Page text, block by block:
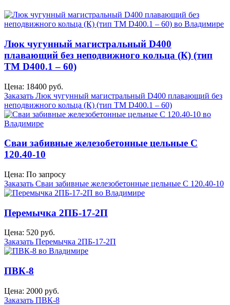
Люк чугунный магистральный D400
плавающий без неподвижного кольца (К) (тип
ТМ D400.1 – 60)
Цена: 18400 руб.
Заказать Люк чугунный магистральный D400 плавающий без
неподвижного кольца (К) (тип ТМ D400.1 – 60)
Сваи забивные железобетонные цельные С
120.40-10
Цена: По запросу
Заказать Сваи забивные железобетонные цельные С 120.40-10
Перемычка 2ПБ-17-2П
Цена: 520 руб.
Заказать Перемычка 2ПБ-17-2П
ПВК-8
Цена: 2000 руб.
Заказать ПВК-8